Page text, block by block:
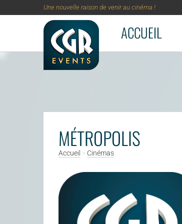
Aller au contenu principal
Une nouvelle raison de venir au cinéma !
ACCUEIL
MÉTROPOLIS
Accueil > Cinémas